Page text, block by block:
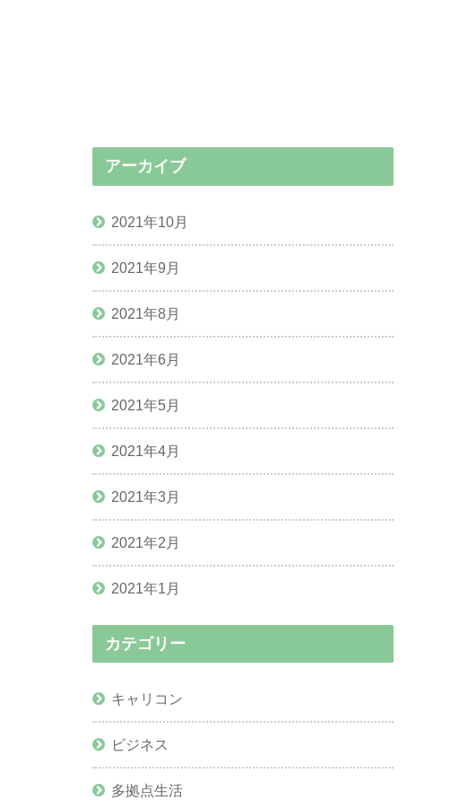
アーカイブ
2021年10月
2021年9月
2021年8月
2021年6月
2021年5月
2021年4月
2021年3月
2021年2月
2021年1月
カテゴリー
キャリコン
ビジネス
多拠点生活